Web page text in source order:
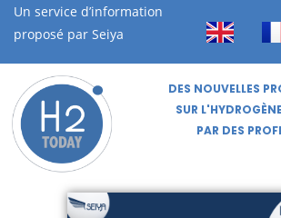
Un service d’information
proposé par Seiya
DES NOUVELLES
SUR
PAR DES